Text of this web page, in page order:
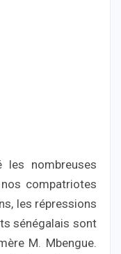
les nombreuses
compatriotes
les répressions
sénégalais sont
M. Mbengue.